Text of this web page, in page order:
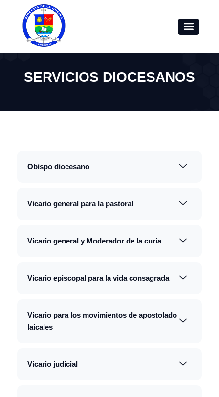
SERVICIOS DIOCESANOS
Obispo diocesano
Vicario general para la pastoral
Vicario general y Moderador de la curia
Vicario episcopal para la vida consagrada
Vicario para los movimientos de apostolado
laicales
Vicario judicial